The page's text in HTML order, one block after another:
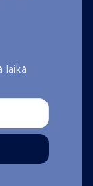
laikā